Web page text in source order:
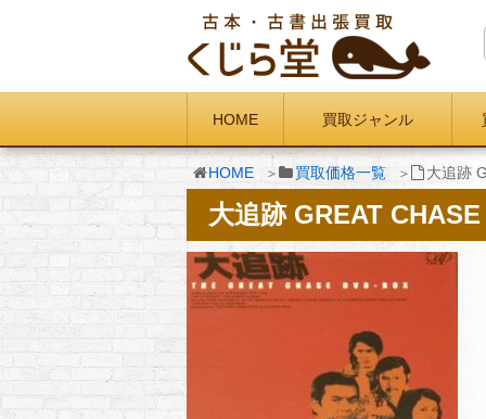
HOME 買取ジャンル
HOME 買取価格一覧 大追跡
大追跡 GREAT